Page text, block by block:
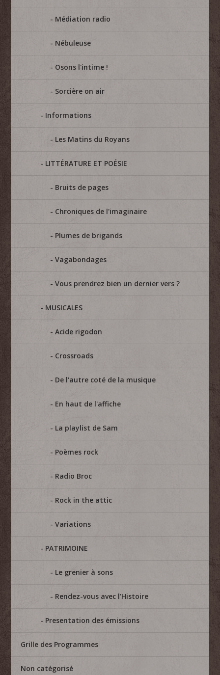
Médiation radio
Nébuleuse
Osons l'intime !
Sorcière on air
Informations
Les Matins du Royans
LITTÉRATURE ET POÉSIE
Bruits de pages
Chroniques de l'imaginaire
Plumes de brigands
Vagabondages
Vous prendrez bien un dernier vers ?
MUSICALES
Acide rigodon
Crossroads
De l'autre coté de la musique
En haut de l'affiche
La playlist de Sam
Poèmes rock
Radio Broc
Rock in the attic
Variations
PATRIMOINE
Le grenier à sons
Rendez-vous avec l'Histoire
Presentation des émissions
Grille des Programmes
Non catégorisé